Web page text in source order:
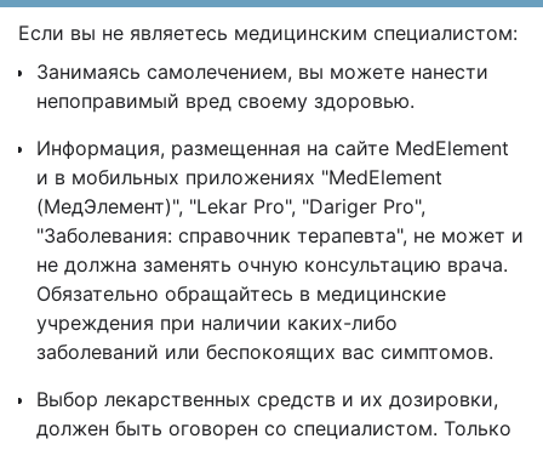
Если вы не являетесь медицинским специалистом:
Занимаясь самолечением, вы можете нанести
непоправимый вред своему здоровью.
Информация, размещенная на сайте MedElement
и в мобильных приложениях "MedElement
(МедЭлемент)", "Lekar Pro", "Dariger Pro",
"Заболевания: справочник терапевта", не может и
не должна заменять очную консультацию врача.
Обязательно обращайтесь в медицинские
учреждения при наличии каких-либо
заболеваний или беспокоящих вас симптомов.
Выбор лекарственных средств и их дозировки,
должен быть оговорен со специалистом. Только